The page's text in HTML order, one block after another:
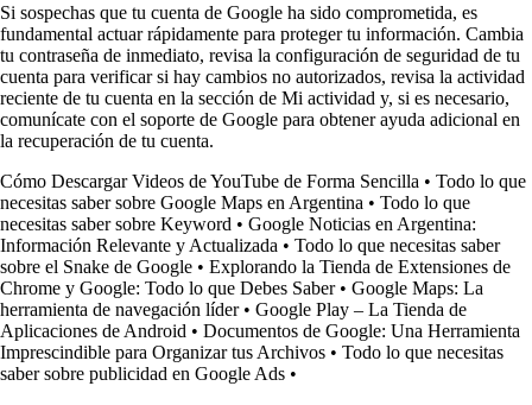
Si sospechas que tu cuenta de Google ha sido comprometida, es
fundamental actuar rápidamente para proteger tu información. Cambia
tu contraseña de inmediato, revisa la configuración de seguridad de tu
cuenta para verificar si hay cambios no autorizados, revisa la actividad
reciente de tu cuenta en la sección de Mi actividad y, si es necesario,
comunícate con el soporte de Google para obtener ayuda adicional en
la recuperación de tu cuenta.
Cómo Descargar Videos de YouTube de Forma Sencilla • Todo lo que
necesitas saber sobre Google Maps en Argentina • Todo lo que
necesitas saber sobre Keyword • Google Noticias en Argentina:
Información Relevante y Actualizada • Todo lo que necesitas saber
sobre el Snake de Google • Explorando la Tienda de Extensiones de
Chrome y Google: Todo lo que Debes Saber• Google Maps: La
herramienta de navegación líder• Google Play – La Tienda de
Aplicaciones de Android • Documentos de Google: Una Herramienta
Imprescindible para Organizar tus Archivos • Todo lo que necesitas
saber sobre publicidad en Google Ads •